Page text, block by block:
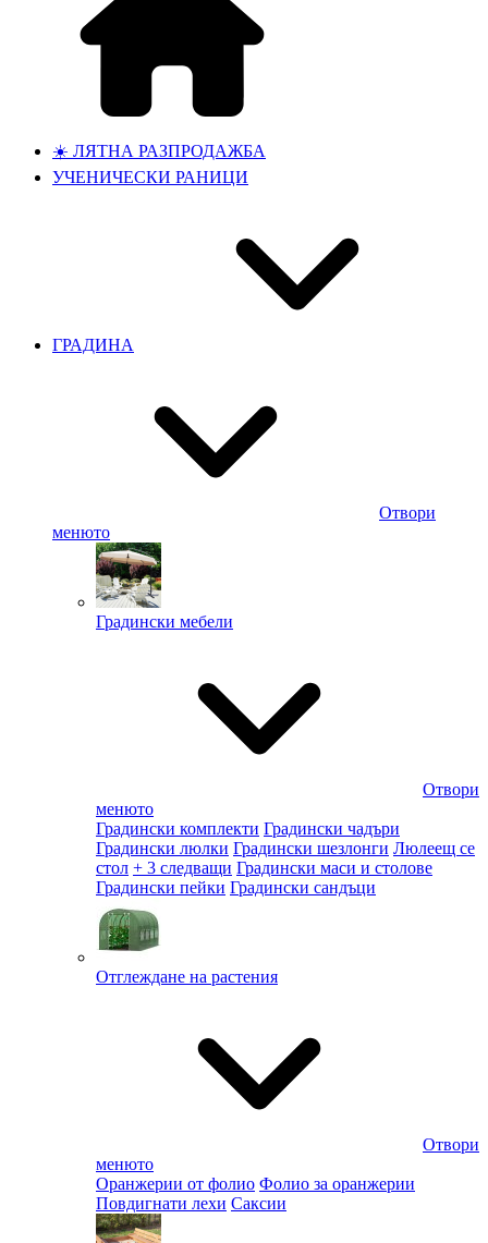
☀️ ЛЯТНА РАЗПРОДАЖБА
УЧЕНИЧЕСКИ РАНИЦИ
ГРАДИНА
Отвори
менюто
Градински мебели
Отвори
менюто
Градински комплекти Градински чадъри
Градински люлки Градински шезлонги Люлеещ се
стол + 3 следващи Градински маси и столове
Градински пейки Градински сандъци
Отглеждане на растения
Отвори
менюто
Оранжерии от фолио Фолио за оранжерии
Повдигнати лехи Саксии